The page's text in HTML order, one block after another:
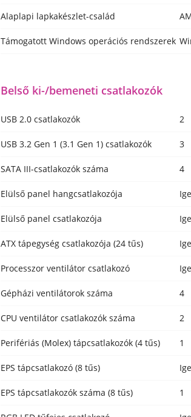
Alaplapi lapkakészlet-család
Támogatott Windows operációs rendszerek
Belső ki-/bemeneti csatlakozók
USB 2.0 csatlakozók 2
USB 3.2 Gen 1 (3.1 Gen 1) csatlakozók 3
SATA III-csatlakozók száma 4
Elülső panel hangcsatlakozója
Elülső panel csatlakozója
ATX tápegység csatlakozója (24 tűs)
Processzor ventilátor csatlakozó
Gépházi ventilátorok száma 4
CPU ventilátor csatlakozók száma 2
Perifériás (Molex) tápcsatlakozók (4 tűs) 1
EPS tápcsatlakozó (8 tűs)
EPS tápcsatlakozók száma (8 tűs) 1